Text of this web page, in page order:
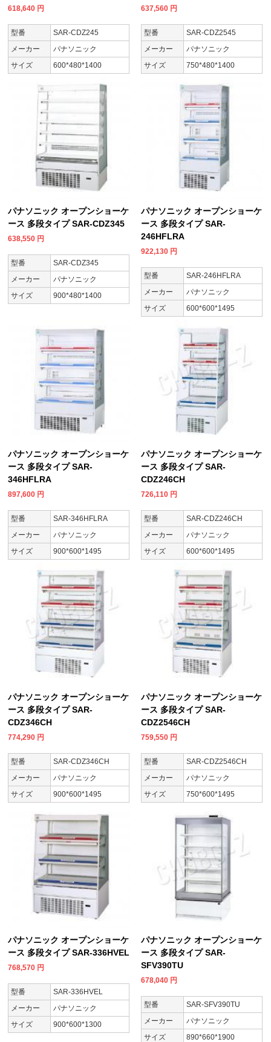
618,640 円
型番
SAR-CDZ245
メーカー
パナソニック
サイズ
600*480*1400
637,560 円
型番
SAR-CDZ2545
メーカー
パナソニック
サイズ
750*480*1400
パナソニック オープンショーケ
ース 多段タイプ SAR-CDZ345
638,550 円
型番
SAR-CDZ345
メーカー
パナソニック
サイズ
900*480*1400
パナソニック オープンショーケ
ース 多段タイプ SAR-
246HFLRA
922,130 円
型番
SAR-246HFLRA
メーカー
パナソニック
サイズ
600*600*1495
パナソニック オープンショーケ
ース 多段タイプ SAR-
346HFLRA
897,600 円
型番
SAR-346HFLRA
メーカー
パナソニック
サイズ
900*600*1495
パナソニック オープンショーケ
ース 多段タイプ SAR-
CDZ246CH
726,110 円
型番
SAR-CDZ246CH
メーカー
パナソニック
サイズ
600*600*1495
パナソニック オープンショーケ
ース 多段タイプ SAR-
CDZ346CH
774,290 円
型番
SAR-CDZ346CH
メーカー
パナソニック
サイズ
900*600*1495
パナソニック オープンショーケ
ース 多段タイプ SAR-
CDZ2546CH
759,550 円
型番
SAR-CDZ2546CH
メーカー
パナソニック
サイズ
750*600*1495
パナソニック オープンショーケ
ース 多段タイプ SAR-336HVEL
768,570 円
型番
SAR-336HVEL
メーカー
パナソニック
サイズ
900*600*1300
パナソニック オープンショーケ
ース 多段タイプ SAR-
SFV390TU
678,040 円
型番
SAR-SFV390TU
メーカー
パナソニック
サイズ
890*660*1900